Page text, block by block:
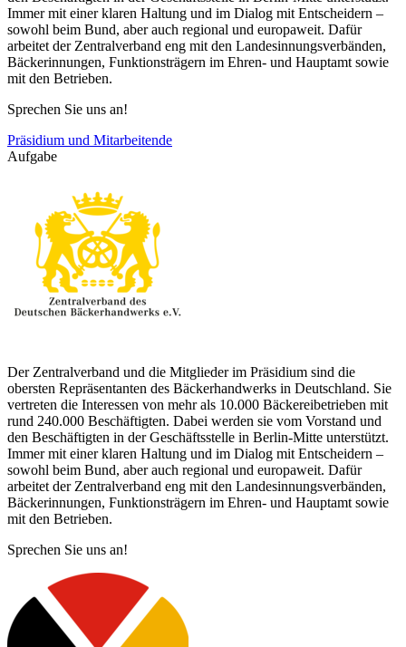
Immer mit einer klaren Haltung und im Dialog mit Entscheidern –
sowohl beim Bund, aber auch regional und europaweit. Dafür
arbeitet der Zentralverband eng mit den Landesinnungsverbänden,
Bäckerinnungen, Funktionsträgern im Ehren- und Hauptamt sowie
mit den Betrieben.
Sprechen Sie uns an!
Präsidium und Mitarbeitende
Aufgabe
Der Zentralverband und die Mitglieder im Präsidium sind die
obersten Repräsentanten des Bäckerhandwerks in Deutschland. Sie
vertreten die Interessen von mehr als 10.000 Bäckereibetrieben mit
rund 240.000 Beschäftigten. Dabei werden sie vom Vorstand und
den Beschäftigten in der Geschäftsstelle in Berlin-Mitte unterstützt.
Immer mit einer klaren Haltung und im Dialog mit Entscheidern –
sowohl beim Bund, aber auch regional und europaweit. Dafür
arbeitet der Zentralverband eng mit den Landesinnungsverbänden,
Bäckerinnungen, Funktionsträgern im Ehren- und Hauptamt sowie
mit den Betrieben.
Sprechen Sie uns an!